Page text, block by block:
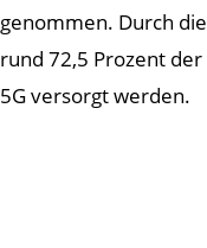
genommen. Durch
rund 72,5 Prozent
5G versorgt werden.